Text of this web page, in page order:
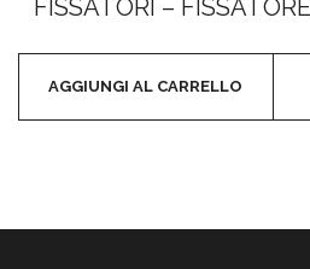
su
5
FISSATORI –
AGGIUNGI AL CARRELLO